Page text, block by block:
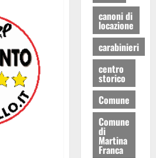
canoni di
locazione
carabinieri
centro
storico
Comune
Comune
di
Martina
Franca